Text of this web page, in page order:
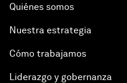
Quiénes somos
Nuestra estrategia
Cómo trabajamos
Liderazgo y gobernanza